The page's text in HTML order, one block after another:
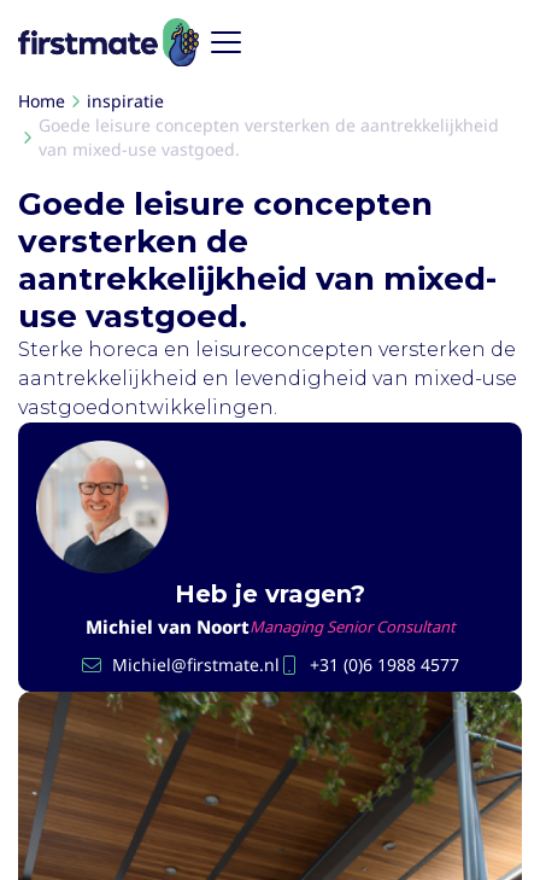
Home
inspiratie
Goede leisure concepten versterken de aantrekkelijkheid
van mixed-use vastgoed.
Goede leisure concepten
versterken de
aantrekkelijkheid van mixed-
use vastgoed.
Sterke horeca en leisureconcepten versterken de
aantrekkelijkheid en levendigheid van mixed-use
vastgoedontwikkelingen.
Heb je vragen?
Michiel van NoortManaging Senior Consultant
Michiel@firstmate.nl +31 (0)6 1988 4577